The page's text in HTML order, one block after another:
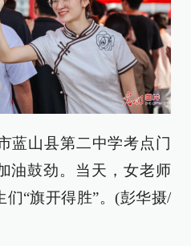
蓝山县第二中学考点门
油鼓劲。当天，女老师
“旗开得胜”。(彭华摄/